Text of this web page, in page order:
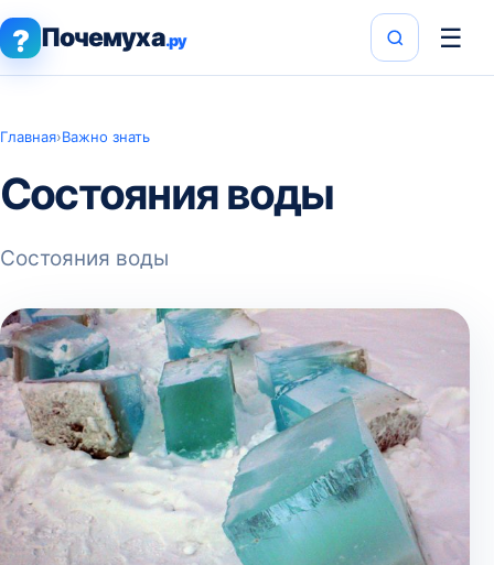
? Почемуха.ру ☰
Главная›Важно знать
Состояния воды
Состояния воды